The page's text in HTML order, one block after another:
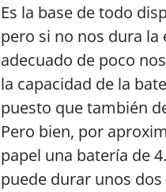
Es la base de todo
pero si no nos dura
adecuado de poco
la capacidad de la
puesto que también
Pero bien, por
papel una batería de
puede durar unos